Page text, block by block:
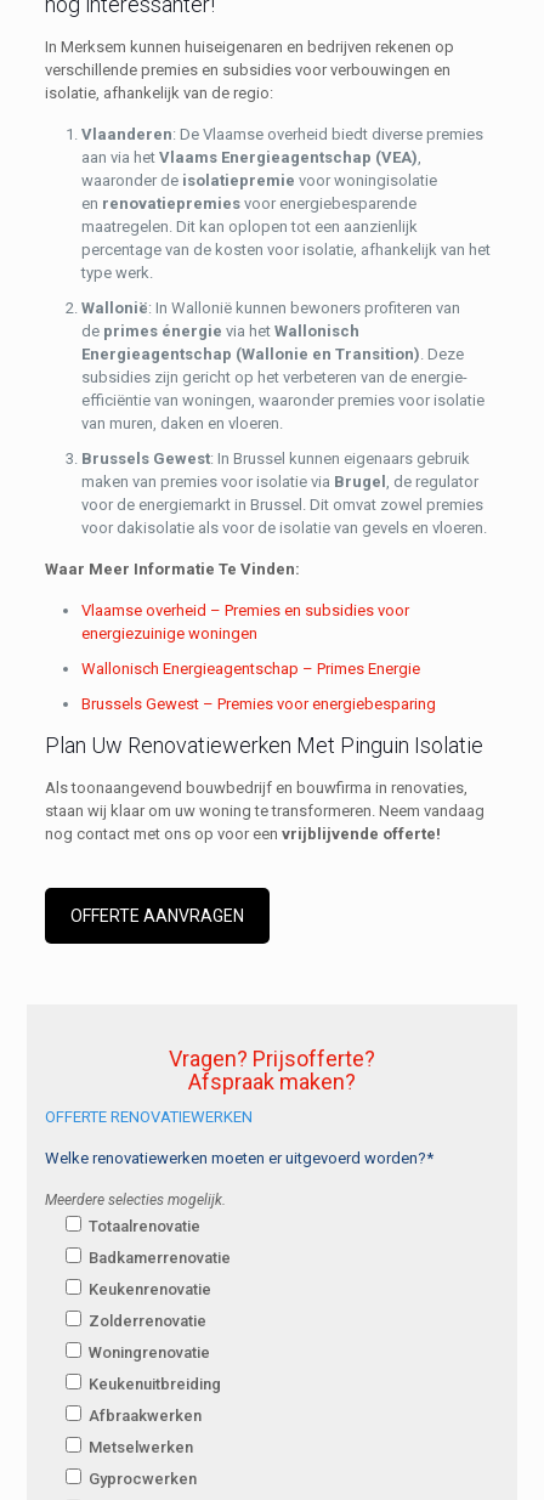
In Merksem kunnen huiseigenaren en bedrijven rekenen op
verschillende premies en subsidies voor verbouwingen en
isolatie, afhankelijk van de regio:
Vlaanderen: De Vlaamse overheid biedt diverse premies
aan via het Vlaams Energieagentschap (VEA),
waaronder de isolatiepremie voor woningisolatie
en renovatiepremiesvoor energiebesparende
maatregelen. Dit kan oplopen tot een aanzienlijk
percentage van de kosten voor isolatie, afhankelijk van het
type werk.
Wallonië: In Wallonië kunnen bewoners profiteren van
de primes énergie via het Wallonisch
Energieagentschap (Wallonie en Transition). Deze
subsidies zijn gericht op het verbeteren van de energie-
efficiëntie van woningen, waaronder premies voor isolatie
van muren, daken en vloeren.
Brussels Gewest: In Brussel kunnen eigenaars gebruik
maken van premies voor isolatie via Brugel , de regulator
voor de energiemarkt in Brussel. Dit omvat zowel premies
voor dakisolatie als voor de isolatie van gevels en vloeren.
Waar Meer Informatie Te Vinden:
Vlaamse overheid – Premies en subsidies voor
energiezuinige woningen
Wallonisch Energieagentschap – Primes Energie
Brussels Gewest – Premies voor energiebesparing
Plan Uw Renovatiewerken Met Pinguin Isolatie
Als toonaangevend bouwbedrijf en bouwfirma in renovaties,
staan wij klaar om uw woning te transformeren. Neem vandaag
nog contact met ons op voor een vrijblijvende offerte!
OFFERTE AANVRAGEN
Vragen? Prijsofferte?
Afspraak maken?
OFFERTE RENOVATIEWERKEN
Welke renovatiewerken moeten er uitgevoerd worden?*
Meerdere selecties mogelijk.
Totaalrenovatie
Badkamerrenovatie
Keukenrenovatie
Zolderrenovatie
Woningrenovatie
Keukenuitbreiding
Afbraakwerken
Metselwerken
Gyprocwerken